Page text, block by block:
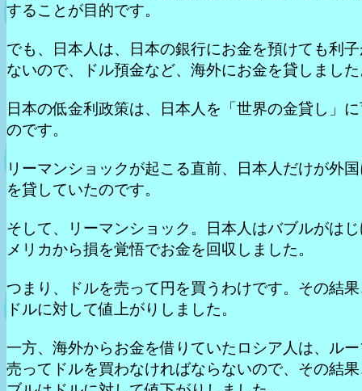
することが目的です。
でも、日本人は、日本の銀行にお金を預けても利
ないので、ドル預金など、海外にお金を貸しまし
日本の低金利政策は、日本人を「世界の金貸し」
のです。
リーマンショックが起こる直前、日本人だけが外
を貸していたのです。
そして、リーマンショック。日本人はバブルがは
メリカから損を覚悟でお金を回収しました。
つまり、ドルを売って円を買うわけです。その結
ドルに対して値上がりしました。
一方、海外からお金を借りていたロシア人は、ル
売ってドルを買わなければならないので、その結